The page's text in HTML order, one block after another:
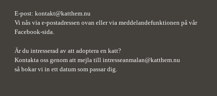
E-post: kontakt@katthem.nu
Vi nås via e-postadressen ovan eller via meddelandefunktionen på vår
Facebook-sida.
Är du intresserad av att adoptera en katt?
Kontakta oss genom att mejla till intresseanmalan@katthem.nu
så bokar vi in ett datum som passar dig.